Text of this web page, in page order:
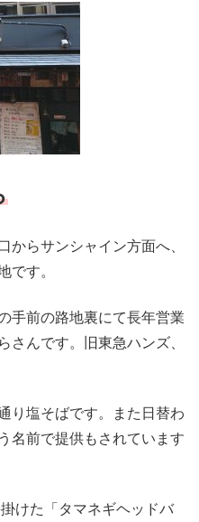
からサンシャイン方面へ、
です。
手前の路地裏にて長年営業
さんです。旧東急ハンズ、
り塩そばです。また日替わ
名前で提供もされています
けた「タマネギヘッドバ